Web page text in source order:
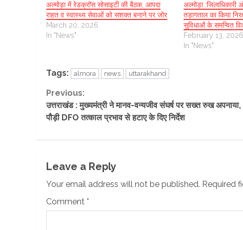
अल्मोड़ा में रेडक्रॉस सोसाइटी की बैठक, आपदा
राहत व स्वास्थ्य सेवाओं को सशक्त बनाने पर जोर
March 20, 2026
In "News"
अल्मोड़ा
तड़ागताल का किया
सुविधाओं के समन्वित
February 13, 2026
In "News"
Tags: almora news uttarakhand
Continue
Reading
Previous:
उत्तराखंड : मुख्यमंत्री ने मानव-वन्यजीव संघर्ष पर सख्त रुख अपनाया,
पौड़ी DFO तत्काल प्रभाव से हटाए के दिए निर्देश
Leave a Reply
Your email address will not be published. Required
Comment *